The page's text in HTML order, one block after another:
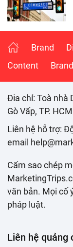
Brand
Content
Đia chỉ: Toà nhà
Gò Vấp, TP. HCM
Liên hệ hỗ trợ:
email
Cấm sao chép
văn bản. Mọi cố
pháp luật.
Liên hệ quảng